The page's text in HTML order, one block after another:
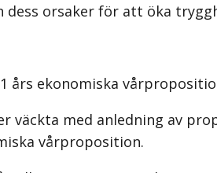
orsaker för att öka
års ekonomiska
väckta med anledning av
vårproposition.